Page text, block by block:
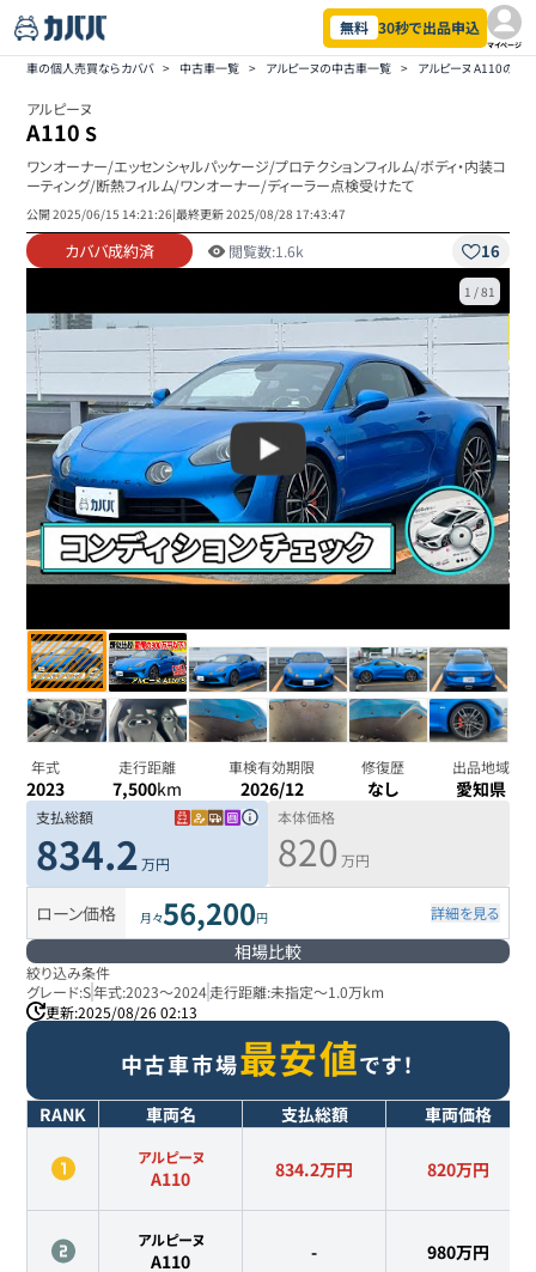
無料 30秒で出品申込
マイページ
車の個人売買ならカババ > 中古車一覧 > アルピーヌの中古車一覧 > アルピーヌ A110の中
アルピーヌ
A110 S
ワンオーナー/エッセンシャルパッケージ/プロテクションフィルム/ボディ・内装コ
ーティング/断熱フィルム/ワンオーナー/ディーラー点検受けたて
公開2025/06/15 14:21:26|最終更新2025/08/28 17:43:47
カババ成約済 閲覧数:1.6k 16
1 /81
年式
2023
走行距離
7,500km
車検有効期限
2026/12
修復歴
なし
出品地域
愛知県
支払総額
834.2 万円
本体価格
820 万円
ローン価格 月々56,200円 詳細を見る
相場比較
絞り込み条件
グレード:S年式:2023～2024走行距離:未指定～1.0万km
更新:2025/08/26 02:13
中古車市場最安値です！
RANK 車両名 支払総額 車両価格
アルピーヌ
A110 834.2万円 820万円
アルピーヌ
A110 - 980万円